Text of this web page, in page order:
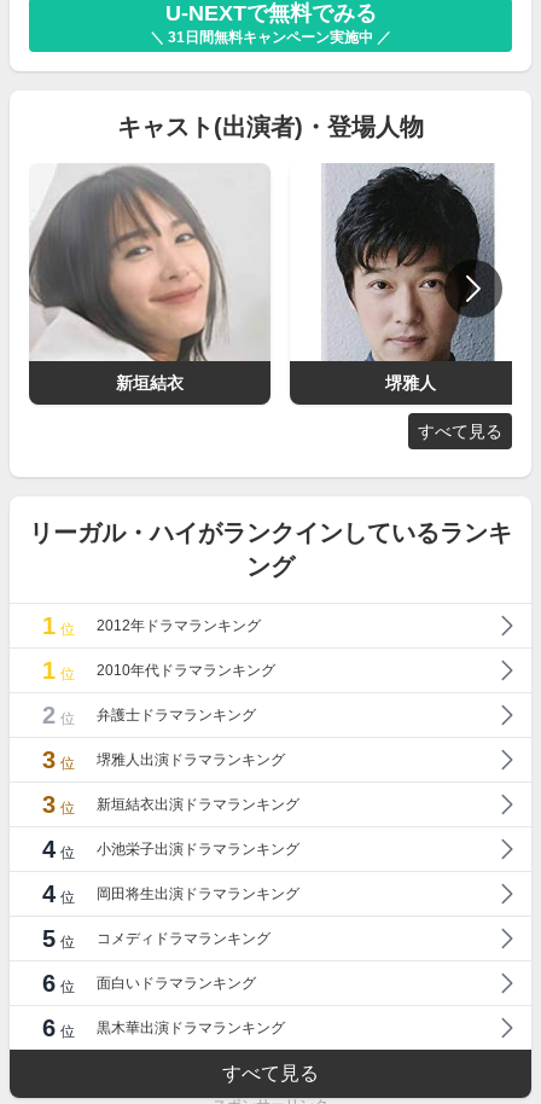
U-NEXTで無料でみる
＼ 31日間無料キャンペーン実施中 ／
キャスト(出演者)・登場人物
新垣結衣 堺雅人
すべて見る
リーガル・ハイがランクインしているランキ
ング
1 位 2012年ドラマランキング
1 位 2010年代ドラマランキング
2 位 弁護士ドラマランキング
3 位 堺雅人出演ドラマランキング
3 位 新垣結衣出演ドラマランキング
4 位 小池栄子出演ドラマランキング
4 位 岡田将生出演ドラマランキング
5 位 コメディドラマランキング
6 位 面白いドラマランキング
6 位 黒木華出演ドラマランキング
すべて見る